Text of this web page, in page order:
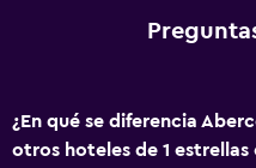
¿En qué se diferencia
otros hoteles de 1 estrellas